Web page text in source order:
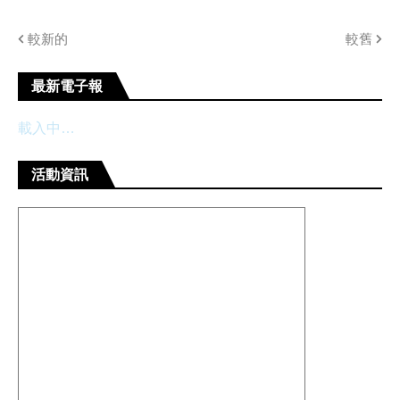
較新的 較舊
最新電子報
載入中…
活動資訊